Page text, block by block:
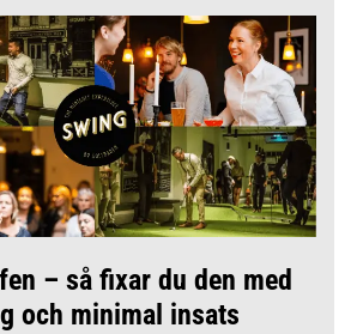
– så fixar du den med
och minimal insats